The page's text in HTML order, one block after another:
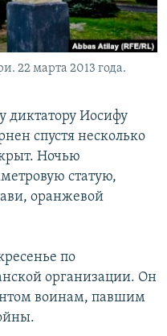
22 марта 2013 года.
диктатору Иосифу
спустя несколько
Ночью
статую,
оранжевой
по
организации. Он
воинам, павшим